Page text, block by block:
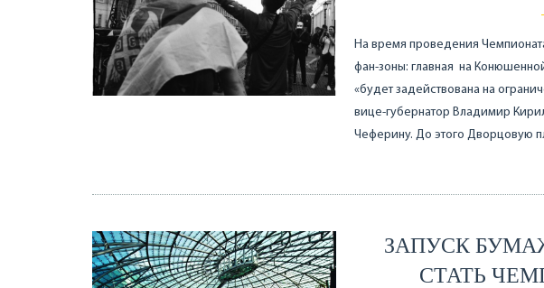
На время проведения
фан-зоны: главная на
«будет задействована на
вице-губернатор Владимир
Чеферину. До этого Дворцовую
ЗАПУСК
СТАТЬ